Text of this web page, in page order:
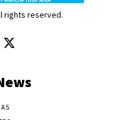
rights reserved.